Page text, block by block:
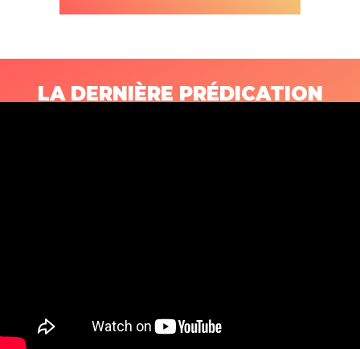
LA DERNIÈRE PRÉDICATION